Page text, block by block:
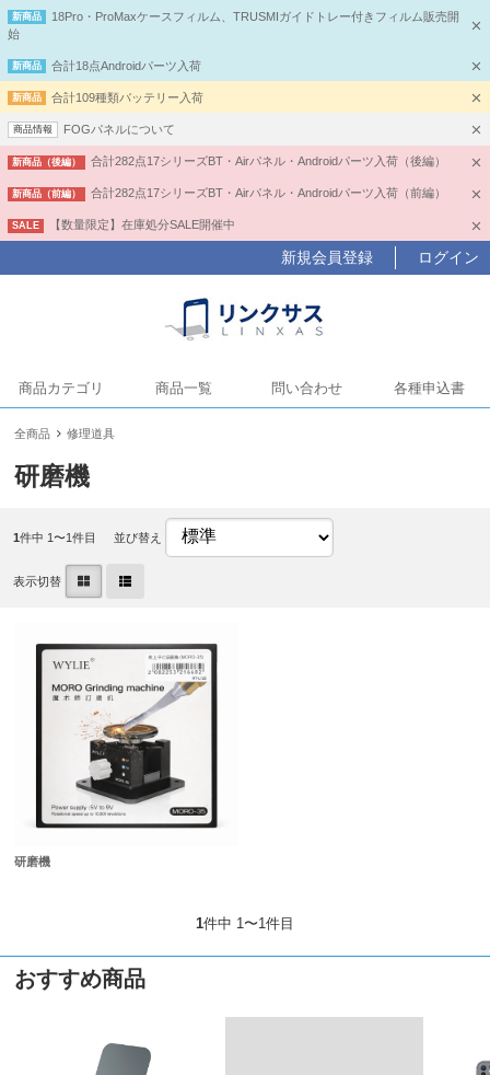
新商品
18Pro・ProMaxケースフィルム、TRUSMIガイドトレー付きフィルム販売開
始
新商品 合計18点Androidパーツ入荷
新商品 合計109種類バッテリー入荷
商品情報 FOGパネルについて
新商品（後編） 合計282点17シリーズBT・Airパネル・Androidパーツ入荷（後編）
新商品（前編） 合計282点17シリーズBT・Airパネル・Androidパーツ入荷（前編）
SALE 【数量限定】在庫処分SALE開催中
新規会員登録 ログイン
商品カテゴリ 商品一覧 問い合わせ 各種申込書
全商品 修理道具
研磨機
1件中 1〜1件目 並び替え
表示切替
研磨機
1件中 1〜1件目
おすすめ商品